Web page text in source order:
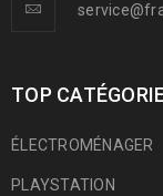
TOP
ÉLECTROMÉNAGER
PLAYSTATION